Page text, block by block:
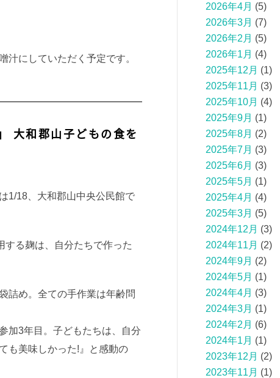
汁にしていただく予定です。
大和郡山子どもの食を
1/18、大和郡山中央公民館で
する麹は、自分たちで作った
詰め。全ての手作業は年齢問
加3年目。子どもたちは、自分
も美味しかった!』と感動の
2026年4月 (5)
2026年3月 (7)
2026年2月 (5)
2026年1月 (4)
2025年12月 (1)
2025年11月 (3)
2025年10月 (4)
2025年9月 (1)
2025年8月 (2)
2025年7月 (3)
2025年6月 (3)
2025年5月 (1)
2025年4月 (4)
2025年3月 (5)
2024年12月 (3)
2024年11月 (2)
2024年9月 (2)
2024年5月 (1)
2024年4月 (3)
2024年3月 (1)
2024年2月 (6)
2024年1月 (1)
2023年12月 (2)
2023年11月 (1)